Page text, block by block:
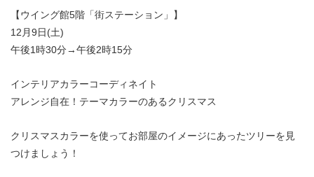
【ウイング館5階「街ステーション」】
12月9日(土)
午後1時30分→午後2時15分
インテリアカラーコーディネイト
アレンジ自在！テーマカラーのあるクリスマス
クリスマスカラーを使ってお部屋のイメージにあったツリーを見
つけましょう！